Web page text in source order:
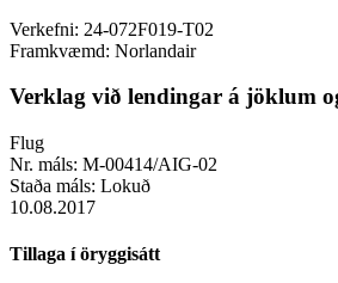
Verkefni: 24-072F019-T02
Framkvæmd: Norlandair
Verklag við lendingar á jöklum
Flug
Nr. máls: M-00414/AIG-02
Staða máls: Lokuð
10.08.2017
Tillaga í öryggisátt